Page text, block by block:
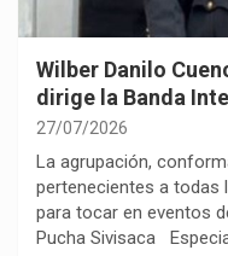
Wilber Danilo
dirige la Banda
27/07/2026
La agrupación,
pertenecientes a todas
para tocar en eventos
Pucha Sivisaca